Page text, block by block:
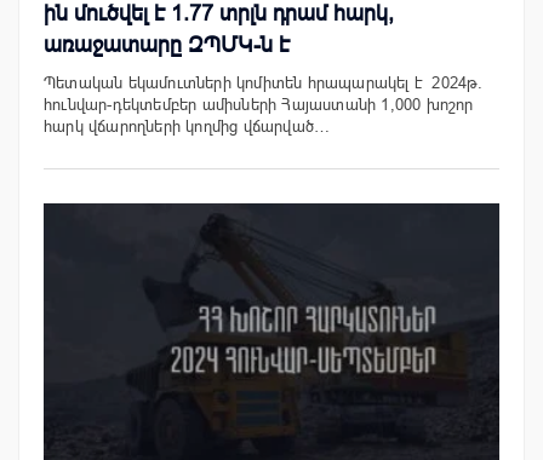
ին մուծվել է 1.77 տրլն դրամ հարկ,
առաջատարը ԶՊՄԿ-ն է
Պետական եկամուտների կոմիտեն հրապարակել է 2024թ.
հունվար-դեկտեմբեր ամիսների Հայաստանի 1,000 խոշոր
հարկ վճարողների կողմից վճարված…